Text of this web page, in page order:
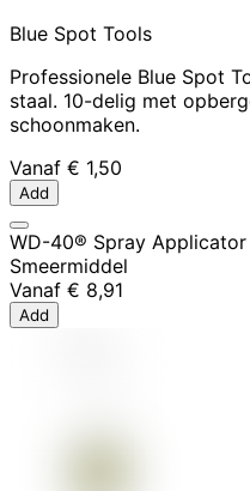
Blue Spot Tools
Professionele Blue Spot
staal. 10-delig met
schoonmaken.
Vanaf € 1,50
Add
WD-40® Spray
Smeermiddel
Vanaf € 8,91
Add